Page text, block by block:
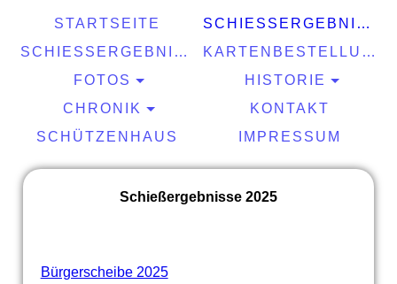
STARTSEITE
SCHIESSERGEBNISSE 2025
SCHIESSERGEBNISSE 2026
KARTENBESTELLUNG 2026
FOTOS
HISTORIE
CHRONIK
KONTAKT
SCHÜTZENHAUS
IMPRESSUM
Schießergebnisse 2025
Bürgerscheibe 2025